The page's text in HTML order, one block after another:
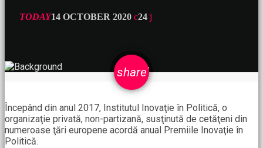
TODAY14 OCTOBER 2020 24
share
email
Începând din anul 2017, Institutul Inovaţie în Politică, o
organizaţie privată, non-partizană, susţinută de cetăţeni din
numeroase ţări europene acordă anual Premiile Inovaţie în
Politică.